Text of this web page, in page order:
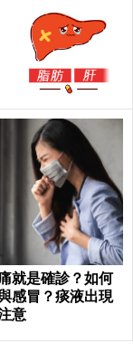
就是確診？如何
感冒？痰液出現
意